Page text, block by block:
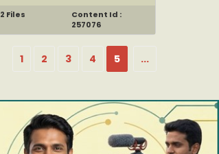
2 Files
Content Id :
257076
1 2 3 4 5 ...